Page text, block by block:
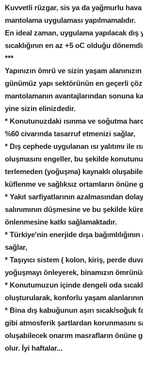
Kuvvetli rüzgar, sis ya da yağmurlu hava
mantolama uygulaması yapılmamalıdır.
En ideal zaman, uygulama yapılacak
sıcaklığının en az +5 oC olduğu
***
Yapınızın ömrü ve sizin yaşam alanınızın
günümüz yapı sektörünün en geçerli
mantolamanın avantajlarından sonuna
yine sizin elinizdedir.
* Konutunuzdaki ısınma ve soğutma
%60 civarında tasarruf etmenizi sağlar,
* Dış cephede uygulanan ısı yalıtımı ile
oluşmasını engeller, bu şekilde
terlemeden (yoğuşma) kaynaklı
küflenme ve sağlıksız ortamların önüne
* Yakıt sarfiyatlarının azalmasından
salınımının düşmesine ve bu şekilde
önlenmesine katkı sağlamaktadır.
* Türkiye'nin enerjide dışa bağımlılığının
sağlar,
* Taşıyıcı sistem ( kolon, kiriş, perde
yoğuşmayı önleyerek, binamızın
* Konutumuzun içinde dengeli oda
oluşturularak, konforlu yaşam
* Bina dış kabuğunun aşırı sıcak/soğuk
gibi atmosferik şartlardan korunmasını
oluşabilecek onarım masrafların önüne
olur. İyi haftalar...